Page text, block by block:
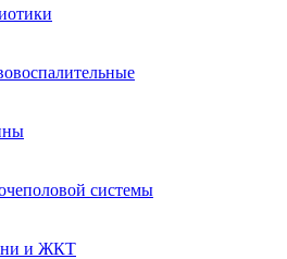
системы
и ЖКТ